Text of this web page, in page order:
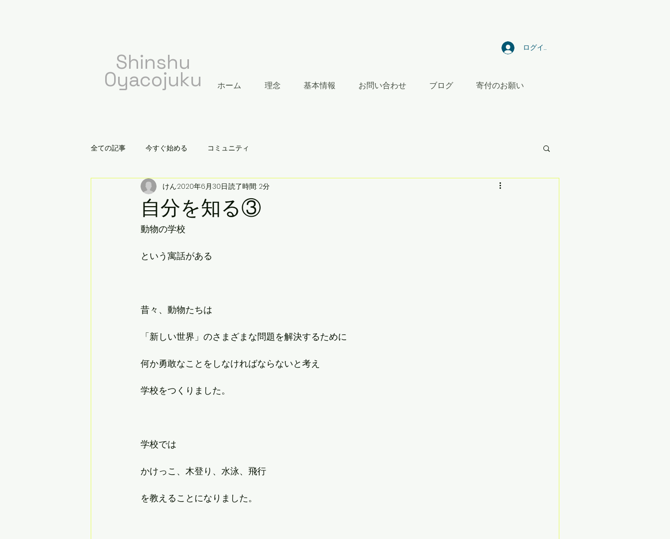
​Shinshu
Oyacojuku
ログイン
ホーム 理念 基本情報 お問い合わせ ブログ 寄付のお願い
全ての記事 今すぐ始める コミュニティ
自分を知る③
けん2020年6月30日読了時間: 2分
動物の学校
という寓話がある
昔々、動物たちは
「新しい世界」のさまざまな問題を解決するために
何か勇敢なことをしなければならないと考え
学校をつくりました。
学校では
かけっこ、木登り、水泳、飛行
を教えることになりました。